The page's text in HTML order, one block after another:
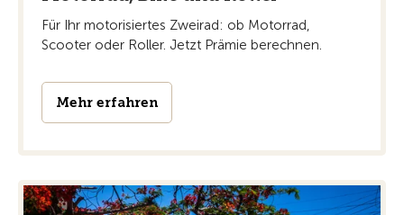
Für Ihr motorisiertes Zweirad: ob Motorrad,
Scooter oder Roller. Jetzt Prämie berechnen.
Mehr erfahren